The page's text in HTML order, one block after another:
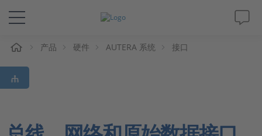
解决方案&产品
Support
视频
产品 硬件 AUTERA 系统 接口